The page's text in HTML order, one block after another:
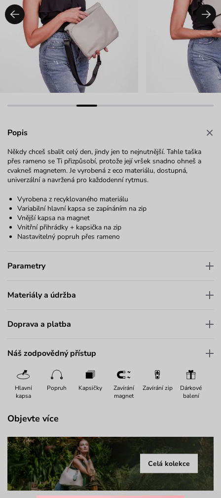
Popis
Někdy chceš sbalit celý den, jindy jen to nejnutnější. Tahle taška
přes rameno se Ti přizpůsobí, protože její vršek snadno ohneš a
cvakneš magnetem. Je vyrobená z eco materiálu, dostupná,
univerzální a navržená pro každodenní rytmus.
Vyrobena z recyklovaného materiálu
Variabilní hlavní kapsa se zapínáním na zip
Vnější kapsa na magnet
Vnitřní přihrádky + kapsička na zip
Nastavitelný popruh přes rameno
Parametry
Materiály a údržba
Doprava a platba
Náš zodpovědný přístup
Hlavní
kapsa
Popruh Kapsičky
Zavírání
magnet
Zavírání zip
Dárkové
balení
Objevte více
Celá kolekce